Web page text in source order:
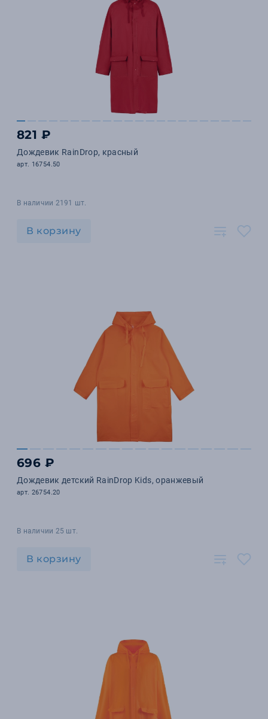
821 ₽
Дождевик RainDrop, красный
арт. 16754.50
В наличии 2191 шт.
В корзину
696 ₽
Дождевик детский RainDrop Kids, оранжевый
арт. 26754.20
В наличии 25 шт.
В корзину